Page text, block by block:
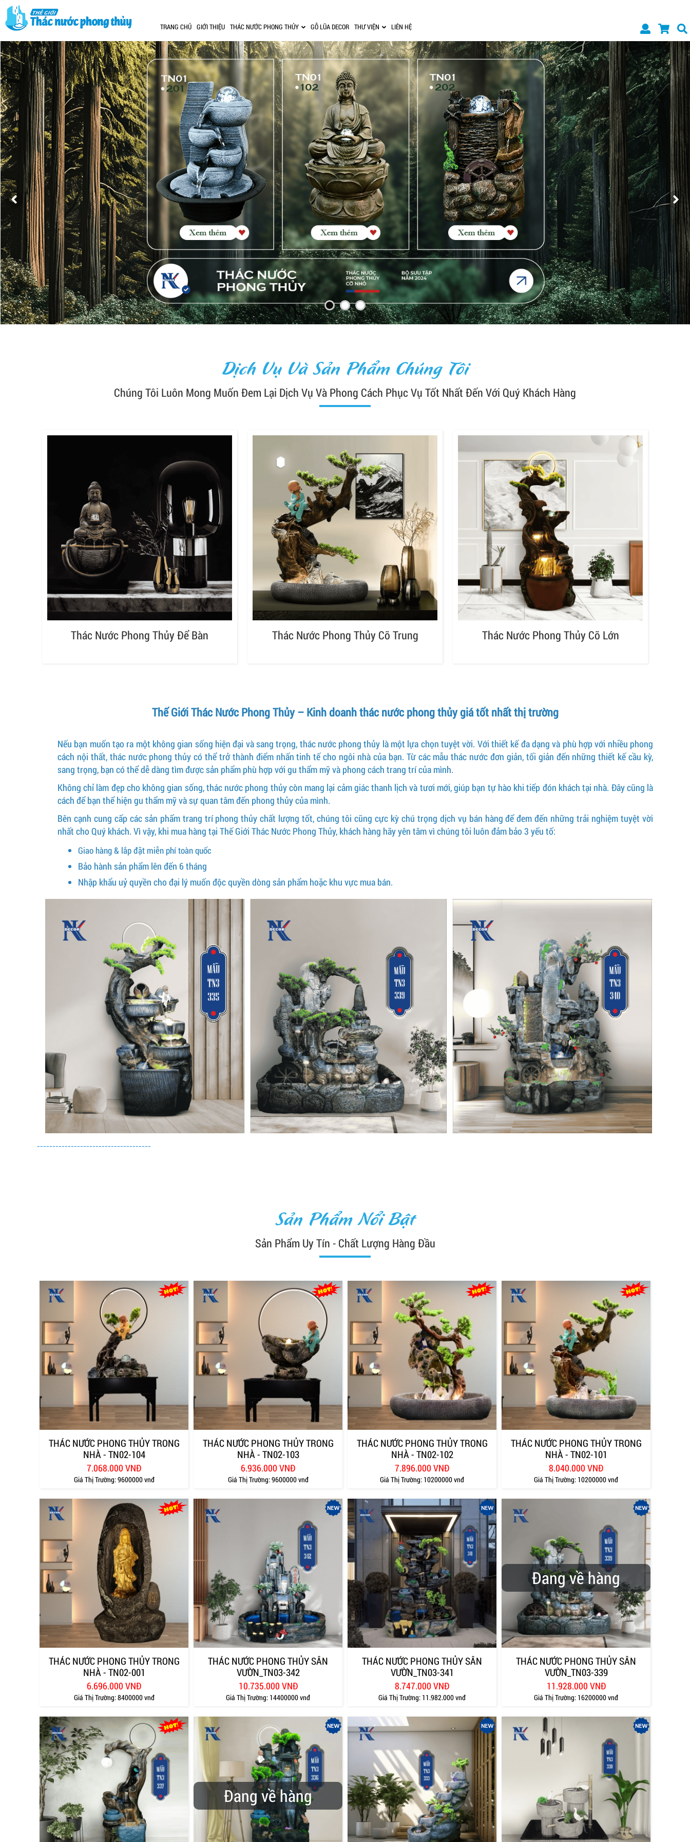
TRANG CHỦ GIỚI THIỆU THÁC NƯỚC PHONG THỦY GỖ LŨA DECOR THƯ VIỆN LIÊN HỆ
Dịch Vụ Và Sản Phẩm Chúng Tôi
Chúng Tôi Luôn Mong Muốn Đem Lại Dịch Vụ Và Phong Cách Phục Vụ Tốt Nhất Đến Với Quý Khách Hàng
Thác Nước Phong Thủy Để Bàn Thác Nước Phong Thủy Cỡ Trung Thác Nước Phong Thủy Cỡ Lớn
Thế Giới Thác Nước Phong Thủy – Kinh doanh thác nước phong thủy giá tốt nhất thị trường
Nếu bạn muốn tạo ra một không gian sống hiện đại và sang trọng, thác nước phong thủy là một lựa chọn tuyệt vời. Với thiết kế đa dạng và phù hợp với nhiều phong
cách nội thất, thác nước phong thủy có thể trở thành điểm nhấn tinh tế cho ngôi nhà của bạn. Từ các mẫu thác nước đơn giản, tối giản đến những thiết kế cầu kỳ,
sang trọng, bạn có thể dễ dàng tìm được sản phẩm phù hợp với gu thẩm mỹ và phong cách trang trí của mình.
Không chỉ làm đẹp cho không gian sống, thác nước phong thủy còn mang lại cảm giác thanh lịch và tươi mới, giúp bạn tự hào khi tiếp đón khách tại nhà. Đây cũng là
cách để bạn thể hiện gu thẩm mỹ và sự quan tâm đến phong thủy của mình.
Bên cạnh cung cấp các sản phẩm trang trí phong thủy chất lượng tốt, chúng tôi cũng cực kỳ chú trọng dịch vụ bán hàng để đem đến những trải nghiệm tuyệt vời
nhất cho Quý khách. Vì vậy, khi mua hàng tại Thế Giới Thác Nước Phong Thủy, khách hàng hãy yên tâm vì chúng tôi luôn đảm bảo 3 yếu tố:
Giao hàng & lắp đặt miễn phí toàn quốc
Bảo hành sản phẩm lên đến 6 tháng
Nhập khẩu uỷ quyền cho đại lý muốn độc quyền dòng sản phẩm hoặc khu vực mua bán.
-------------------------------------
Sản Phẩm Nổi Bật
Sản Phẩm Uy Tín - Chất Lượng Hàng Đầu
THÁC NƯỚC PHONG THỦY TRONG
NHÀ - TN02-104
7.068.000 VNĐ
Giá Thị Trường:9600000 vnđ
THÁC NƯỚC PHONG THỦY TRONG
NHÀ - TN02-103
6.936.000 VNĐ
Giá Thị Trường:9600000 vnđ
THÁC NƯỚC PHONG THỦY TRONG
NHÀ - TN02-102
7.896.000 VNĐ
Giá Thị Trường: 10200000 vnđ
THÁC NƯỚC PHONG THỦY TRONG
NHÀ - TN02-101
8.040.000 VNĐ
Giá Thị Trường: 10200000 vnđ
THÁC NƯỚC PHONG THỦY TRONG
NHÀ - TN02-001
6.696.000 VNĐ
Giá Thị Trường:8400000 vnđ
THÁC NƯỚC PHONG THỦY SÂN
VƯỜN_TN03-342
10.735.000 VNĐ
Giá Thị Trường: 14400000 vnđ
THÁC NƯỚC PHONG THỦY SÂN
VƯỜN_TN03-341
8.747.000 VNĐ
Giá Thị Trường: 11.982.000 vnđ
Đang về hàng
THÁC NƯỚC PHONG THỦY SÂN
VƯỜN_TN03-339
11.928.000 VNĐ
Giá Thị Trường: 16200000 vnđ
Đang về hàng